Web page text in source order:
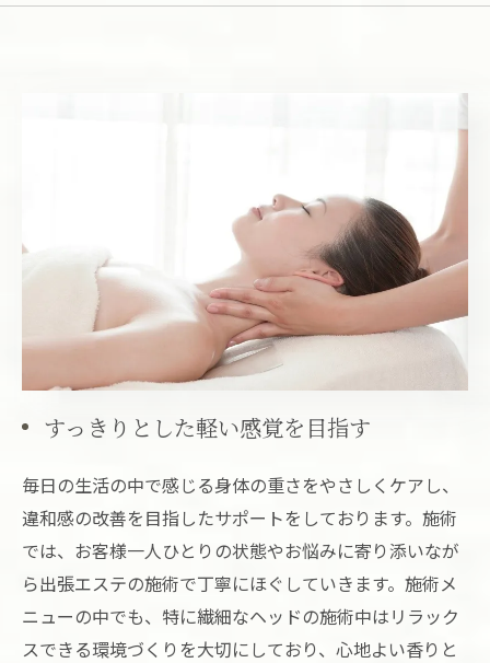
すっきりとした軽い感覚を目指す
毎日の生活の中で感じる身体の重さをやさしくケアし、
違和感の改善を目指したサポートをしております。施術
では、お客様一人ひとりの状態やお悩みに寄り添いなが
ら出張エステの施術で丁寧にほぐしていきます。施術メ
ニューの中でも、特に繊細なヘッドの施術中はリラック
スできる環境づくりを大切にしており、心地よい香りと